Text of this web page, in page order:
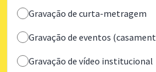
Gravação de curta-metragem
Gravação de eventos
Gravação de vídeo institucional